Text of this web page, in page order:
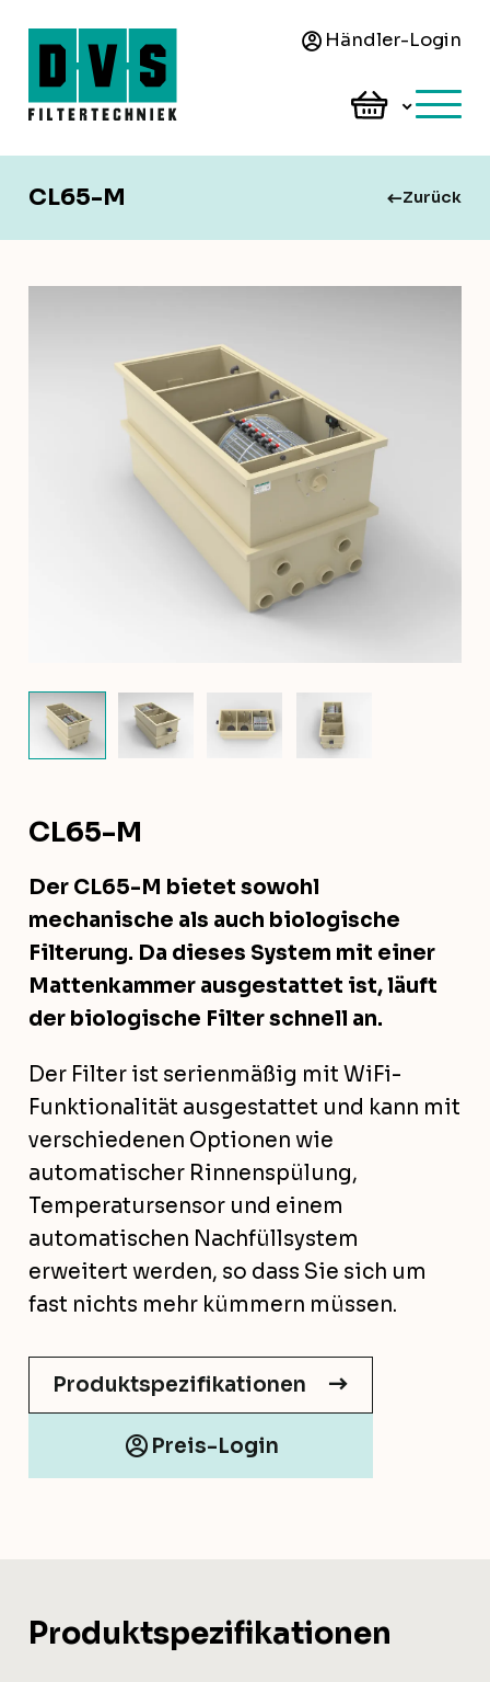
Händler-Login
CL65-M Zurück
CL65-M
Der CL65-M bietet sowohl
mechanische als auch biologische
Filterung. Da dieses System mit einer
Mattenkammer ausgestattet ist, läuft
der biologische Filter schnell an.
Der Filter ist serienmäßig mit WiFi-
Funktionalität ausgestattet und kann mit
verschiedenen Optionen wie
automatischer Rinnenspülung,
Temperatursensor und einem
automatischen Nachfüllsystem
erweitert werden, so dass Sie sich um
fast nichts mehr kümmern müssen.
Produktspezifikationen
Preis-Login
Produktspezifikationen